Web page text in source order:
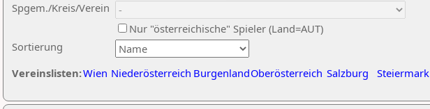
Sortierung
Spgem./Kreis/Verein
Nur "österreichische" Spieler (Land=AUT)
Vereinslisten:Wien Niederösterreich BurgenlandOberösterreich Salzburg Steiermark